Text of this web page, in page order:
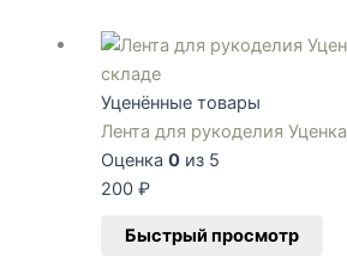
странице
товара.
складе
Уценённые товары
Лента для рукоделия Уценка
Оценка 0из 5
200 ₽
Быстрый просмотр